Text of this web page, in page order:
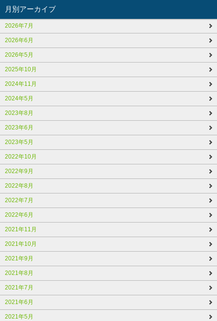
月別アーカイブ
2026年7月
2026年6月
2026年5月
2025年10月
2024年11月
2024年5月
2023年8月
2023年6月
2023年5月
2022年10月
2022年9月
2022年8月
2022年7月
2022年6月
2021年11月
2021年10月
2021年9月
2021年8月
2021年7月
2021年6月
2021年5月